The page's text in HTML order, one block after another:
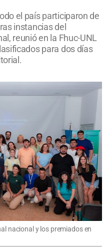
el país participaron de
instancias del
reunió en la Fhuc-UNL
para dos días
nacional y los premiados en